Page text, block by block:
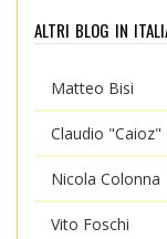
altri blog in
Matteo Bisi
Claudio
Nicola Colonna
Vito Foschi